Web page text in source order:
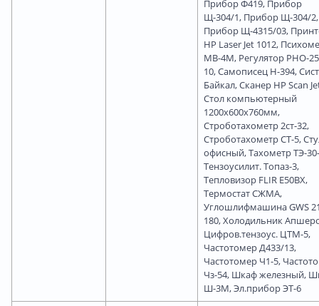
Прибор Ф419, Прибор
Щ-304/1, Прибор Щ-304/2,
Прибор Щ-4315/03,
HP Laser Jet 1012,
МВ-4М, Регулятор РНО-
10, Самописец Н-394,
Байкал, Сканер HP Scan
Стол компьютерный
1200х600х760мм,
Строботахометр 2ст-32,
Строботахометр СТ-5,
офисный, Тахометр ТЭ-
Тензоусилит. Топаз-3,
Тепловизор FLIR E50BX,
Термостат СЖМА,
Углошлифмашина GWS
180, Холодильник
Цифров.тензоус. ЦТМ-5,
Частотомер Д433/13,
Частотомер Ч1-5,
Чз-54, Шкаф железный,
Ш-3М, Эл.прибор ЭТ-6